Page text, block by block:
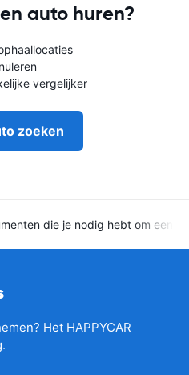
auto huren?
vergelijker
zoeken
die je nodig hebt om een
Het HAPPYCAR